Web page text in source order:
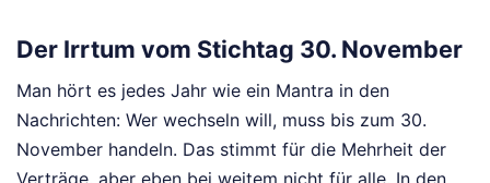
Der Irrtum vom Stichtag 30. November
Man hört es jedes Jahr wie ein Mantra in den
Nachrichten: Wer wechseln will, muss bis zum 30.
November handeln. Das stimmt für die Mehrheit der